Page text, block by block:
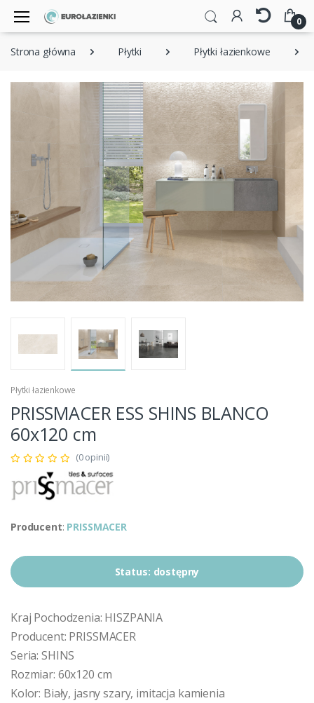
0
Strona główna Płytki Płytki łazienkowe
Płytki łazienkowe
PRISSMACER ESS SHINS BLANCO
60x120 cm
(0 opinii)
Producent: PRISSMACER
Status: dostępny
Kraj Pochodzenia: HISZPANIA
Producent: PRISSMACER
Seria: SHINS
Rozmiar: 60x120 cm
Kolor: Biały, jasny szary, imitacja kamienia